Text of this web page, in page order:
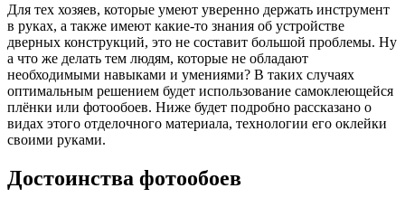
Для тех хозяев, которые умеют уверенно держать инструмент
в руках, а также имеют какие-то знания об устройстве
дверных конструкций, это не составит большой проблемы. Ну
а что же делать тем людям, которые не обладают
необходимыми навыками и умениями? В таких случаях
оптимальным решением будет использование самоклеющейся
плёнки или фотообоев. Ниже будет подробно рассказано о
видах этого отделочного материала, технологии его оклейки
своими руками.
Достоинства фотообоев